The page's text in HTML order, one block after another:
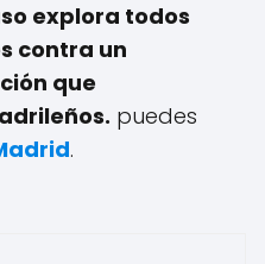
explora todos
contra un
que
puedes
.